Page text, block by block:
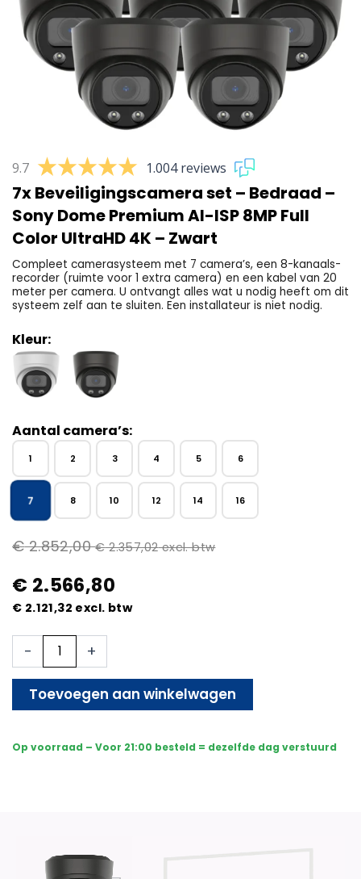
9.7 1.004 reviews
7x Beveiligingscamera set – Bedraad –
Sony Dome Premium AI-ISP 8MP Full
Color UltraHD 4K – Zwart
Compleet camerasysteem met 7 camera’s, een 8-kanaals-
recorder (ruimte voor 1 extra camera) en een kabel van 20
meter per camera. U ontvangt alles wat u nodig heeft om dit
systeem zelf aan te sluiten. Een installateur is niet nodig.
Kleur:
Aantal camera’s:
1 2 3 4 5 6
7 8 10 12 14 16
€2.852,00 €2.357,02excl. btw
€ 2.566,80
€ 2.121,32 excl. btw
-
Beveiligingscamera
Bedraad
Dome
UltraHD
+
Toevoegen aan winkelwagen
Op voorraad – Voor 21:00 besteld = dezelfde dag verstuurd